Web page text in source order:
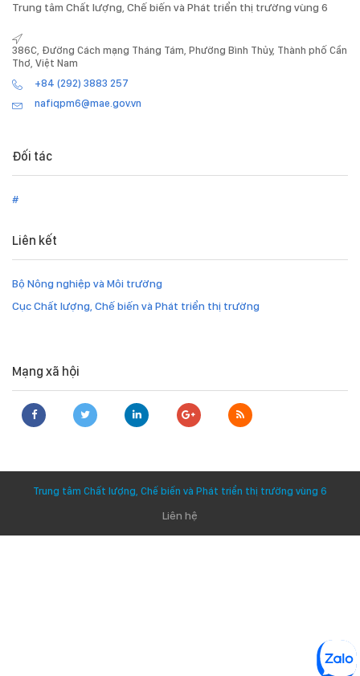
Trung tâm Chất lượng, Chế biến và Phát triển thị trường vùng 6
386C, Đường Cách mạng Tháng Tám, Phường Bình Thủy, Thành phố Cần
Thơ, Việt Nam
+84 (292) 3883 257
nafiqpm6@mae.gov.vn
Đối tác
#
Liên kết
Bộ Nông nghiệp và Môi trường
Cục Chất lượng, Chế biến và Phát triển thị trường
Mạng xã hội
Trung tâm Chất lượng, Chế biến và Phát triển thị trường vùng 6
Liên hệ